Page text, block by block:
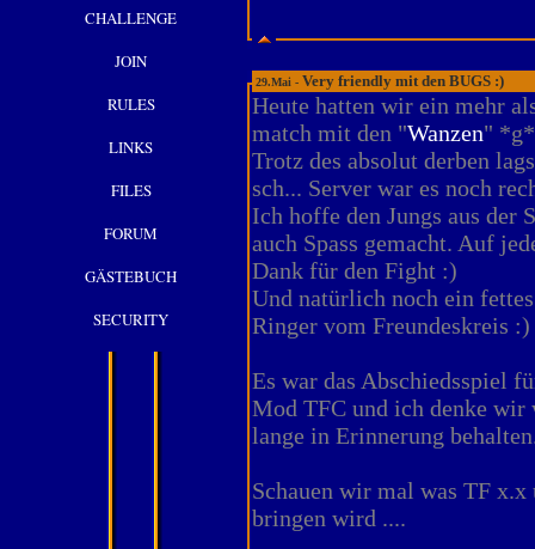
CHALLENGE
JOIN
RULES
LINKS
FILES
FORUM
GÄSTEBUCH
SECURITY
29.Mai - Very friendly mit den BUGS :)
Heute hatten wir ein mehr
match mit den "Wanzen"
Trotz des absolut derben
sch... Server war es noch
Ich hoffe den Jungs aus der
auch Spass gemacht. Auf
Dank für den Fight :)
Und natürlich noch ein
Ringer vom Freundeskreis :)
Es war das Abschiedsspiel
Mod TFC und ich denke wir
lange in Erinnerung
Schauen wir mal was TF x.x
bringen wird ....